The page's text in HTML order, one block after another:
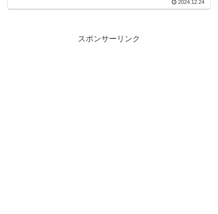
2024.12.24
スポンサーリンク